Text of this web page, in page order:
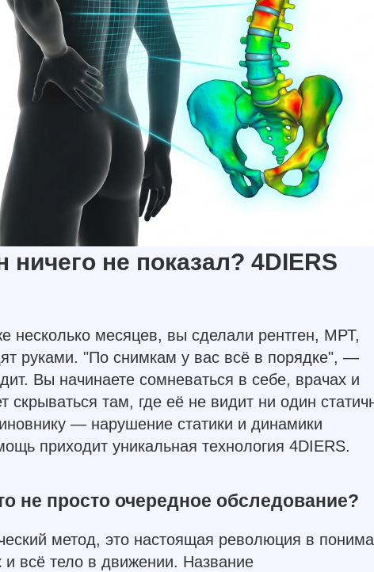
ничего не показал? 4DIERS
несколько месяцев, вы сделали рентген, МРТ,
руками. "По снимкам у вас всё в порядке", —
Вы начинаете сомневаться в себе, врачах и
там, где её не видит ни один
— нарушение статики и динамики
приходит уникальная технология 4DIERS.
не просто очередное обследование?
метод, это настоящая революция в
и всё тело в движении. Название